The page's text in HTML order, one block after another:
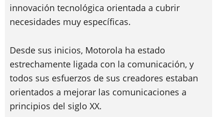
innovación tecnológica orientada a cubrir
necesidades muy específicas.
Desde sus inicios, Motorola ha estado
estrechamente ligada con la comunicación, y
todos sus esfuerzos de sus creadores estaban
orientados a mejorar las comunicaciones a
principios del siglo XX.